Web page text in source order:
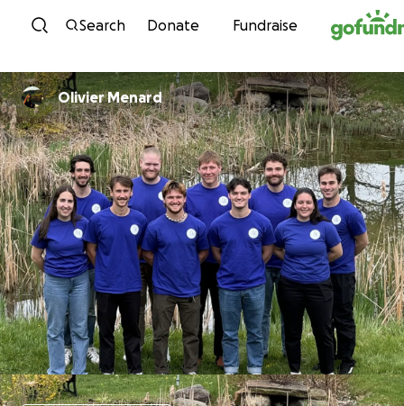
Skip to content
Search Donate Fundraise
Olivier Menard